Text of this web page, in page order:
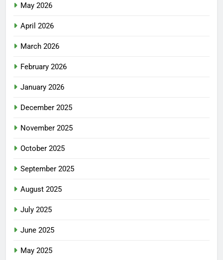
May 2026
April 2026
March 2026
February 2026
January 2026
December 2025
November 2025
October 2025
September 2025
August 2025
July 2025
June 2025
May 2025